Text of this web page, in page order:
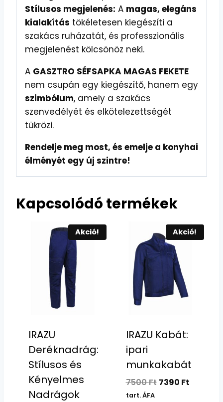
Stílusos megjelenés: A magas, elegáns
kialakítás tökéletesen kiegészíti a
szakács ruházatát, és professzionális
megjelenést kölcsönöz neki.
A GASZTRO SÉFSAPKA MAGAS FEKETE
nem csupán egy kiegészítő, hanem egy
szimbólum, amely a szakács
szenvedélyét és elkötelezettségét
tükrözi.
Rendelje meg most, és emelje a konyhai
élményét egy új szintre!
Kapcsolódó termékek
Akció!
IRAZU
Deréknadrág:
Stílusos és
Kényelmes
Nadrágok
Akció!
IRAZU Kabát:
ipari
munkakabát
7500Ft Original
7390 FtCurrent
tart. ÁFA